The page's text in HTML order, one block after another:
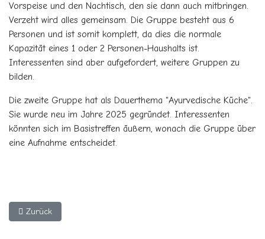
Vorspeise und den Nachtisch, den sie dann auch mitbringen.
Verzeht wird alles gemeinsam. Die Gruppe besteht aus 6
Personen und ist somit komplett, da dies die normale
Kapazität eines 1 oder 2 Personen-Haushalts ist.
Interessenten sind aber aufgefordert, weitere Gruppen zu
bilden.
Die zweite Gruppe hat als Dauerthema "Ayurvedische Küche".
Sie wurde neu im Jahre 2025 gegründet. Interessenten
könnten sich im Basistreffen äußern, wonach die Gruppe über
eine Aufnahme entscheidet.
Vorheriger Beitrag: Die Genießergruppe - Kochen Osteuropäisch
Zurück